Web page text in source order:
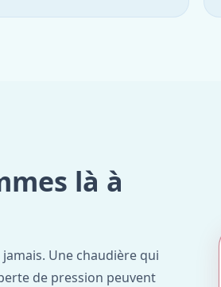
là à
Une chaudière qui
de pression peuvent